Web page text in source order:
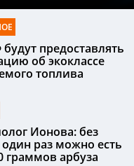
предоставлять
об экоклассе
топлива
Ионова: без
один раз можно есть
граммов арбуза